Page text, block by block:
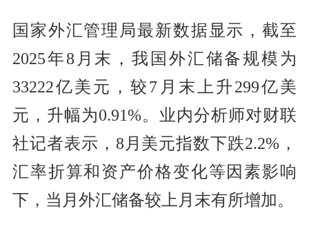
国家外汇管理局最新数据显示，截至
2025年8月末，我国外汇储备规模为
33222亿美元，较7月末上升299亿美
元，升幅为0.91%。业内分析师对财联
社记者表示，8月美元指数下跌2.2%，
汇率折算和资产价格变化等因素影响
下，当月外汇储备较上月末有所增加。